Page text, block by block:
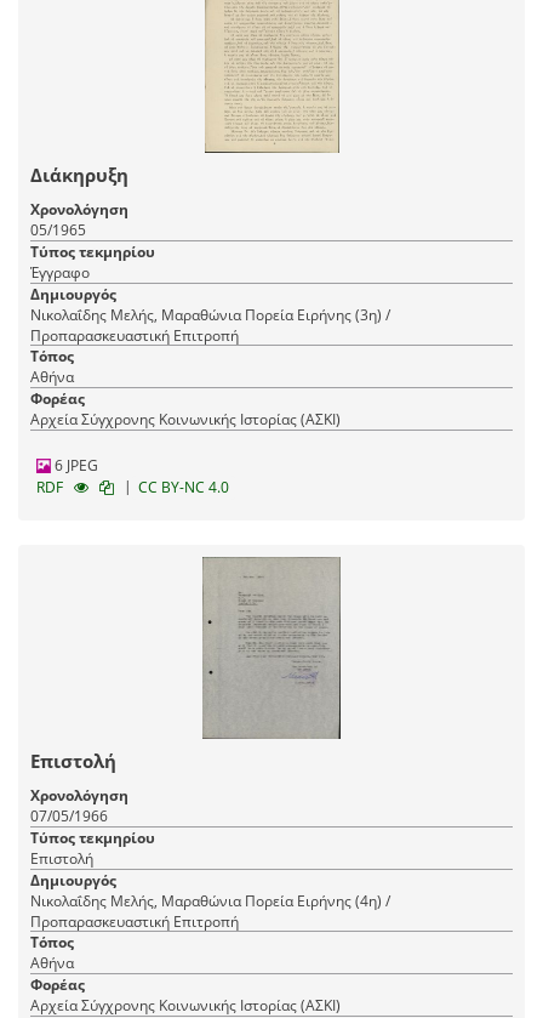
Διάκηρυξη
Χρονολόγηση
05/1965
Τύπος τεκμηρίου
Έγγραφο
Δημιουργός
Νικολαΐδης Μελής, Μαραθώνια Πορεία Ειρήνης (3η) /
Προπαρασκευαστική Επιτροπή
Τόπος
Αθήνα
Φορέας
Αρχεία Σύγχρονης Κοινωνικής Ιστορίας (ΑΣΚΙ)
6 JPEG
RDF
| CC BY-NC 4.0
Επιστολή
Χρονολόγηση
07/05/1966
Τύπος τεκμηρίου
Επιστολή
Δημιουργός
Νικολαΐδης Μελής, Μαραθώνια Πορεία Ειρήνης (4η) /
Προπαρασκευαστική Επιτροπή
Τόπος
Αθήνα
Φορέας
Αρχεία Σύγχρονης Κοινωνικής Ιστορίας (ΑΣΚΙ)